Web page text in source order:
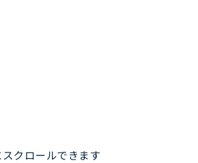
クロールできます